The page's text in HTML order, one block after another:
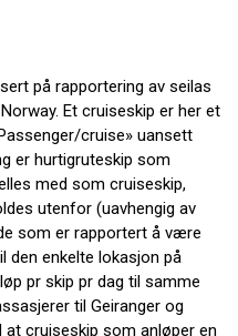
på rapportering av seilas
Et cruiseskip er her et
cruise» uansett
er hurtigruteskip som
med som cruiseskip,
utenfor (uavhengig av
som er rapportert å være
den enkelte lokasjon på
pr skip pr dag til samme
til Geiranger og
at cruiseskip som anløper en